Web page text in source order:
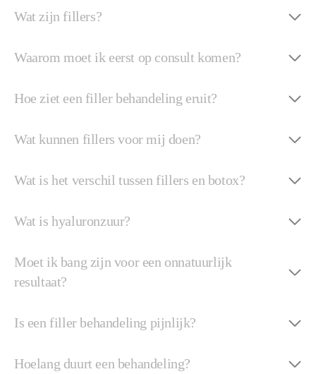
Wat zijn fillers?
Waarom moet ik eerst op consult komen?
Hoe ziet een filler behandeling eruit?
Wat kunnen fillers voor mij doen?
Wat is het verschil tussen fillers en botox?
Wat is hyaluronzuur?
Moet ik bang zijn voor een onnatuurlijk
resultaat?
Is een filler behandeling pijnlijk?
Hoelang duurt een behandeling?